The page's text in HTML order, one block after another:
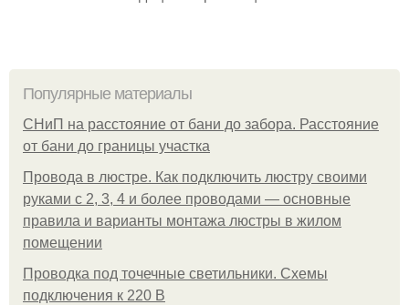
Популярные материалы
СНиП на расстояние от бани до забора. Расстояние
от бани до границы участка
Провода в люстре. Как подключить люстру своими
руками с 2, 3, 4 и более проводами — основные
правила и варианты монтажа люстры в жилом
помещении
Проводка под точечные светильники. Схемы
подключения к 220 В